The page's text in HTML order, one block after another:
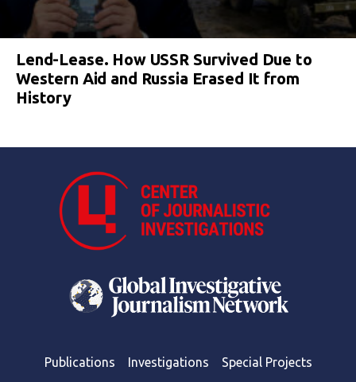
Lend-Lease. How USSR Survived Due to
Western Aid and Russia Erased It from
History
Publications Investigations Special Projects